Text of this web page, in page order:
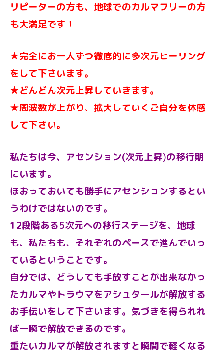
リピーターの方も、地球でのカルマフリーの方
も大満足です！
★完全にお一人ずつ徹底的に多次元ヒーリング
をして下さいます。
★どんどん次元上昇していきます。
★周波数が上がり、拡大していくご自分を体感
して下さい。
私たちは今、アセンション(次元上昇)の移行期
にいます。
ほおっておいても勝手にアセンションするとい
うわけではないのです。
12段階ある5次元への移行ステージを、地球
も、私たちも、それぞれのペースで進んでいっ
ているということです。
自分では、どうしても手放すことが出来なかっ
たカルマやトラウマをアシュタールが解放する
お手伝いをして下さいます。気づきを得られれ
ば一瞬で解放できるのです。
重たいカルマが解放されますと瞬間で軽くなる